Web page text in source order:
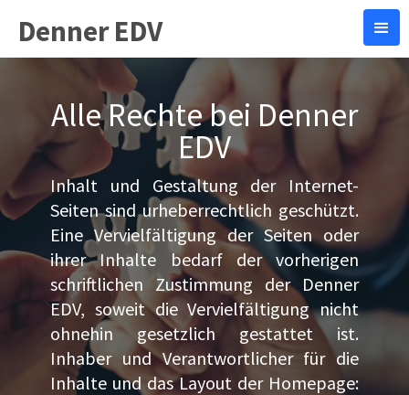
Denner EDV
Alle Rechte bei Denner
EDV
Inhalt und Gestaltung der Internet-
Seiten sind urheberrechtlich geschützt.
Eine Vervielfältigung der Seiten oder
ihrer Inhalte bedarf der vorherigen
schriftlichen Zustimmung der Denner
EDV, soweit die Vervielfältigung nicht
ohnehin gesetzlich gestattet ist.
Inhaber und Verantwortlicher für die
Inhalte und das Layout der Homepage: